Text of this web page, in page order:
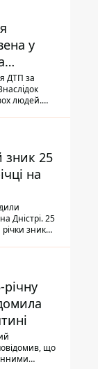
у
- у
ДТП за
людей.
зник 25
на
Дністрі. 25
зник
що